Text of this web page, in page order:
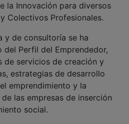
la Innovación para diversos
Colectivos Profesionales.
y de consultoría se ha
del Perfil del Emprendedor,
de servicios de creación y
estrategias de desarrollo
emprendimiento y la
las empresas de inserción
social.